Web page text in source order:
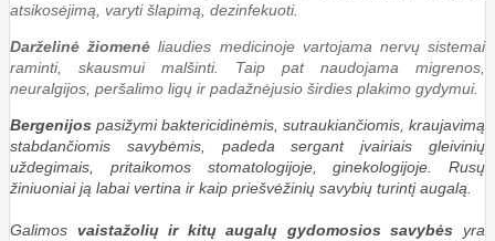
atsikosėjimą, varyti šlapimą, dezinfekuoti.
Darželinė žiomenė liaudies medicinoje vartojama nervų sistemai
raminti, skausmui malšinti. Taip pat naudojama migrenos,
neuralgijos, peršalimo ligų ir padažnėjusio širdies plakimo gydymui.
Bergenijos pasižymi baktericidinėmis, sutraukiančiomis, kraujavimą
stabdančiomis savybėmis, padeda sergant įvairiais gleivinių
uždegimais, pritaikomos stomatologijoje, ginekologijoje. Rusų
žiniuoniai ją labai vertina ir kaip priešvėžinių savybių turintį augalą.
Galimos vaistažolių ir kitų augalų gydomosios savybės yra